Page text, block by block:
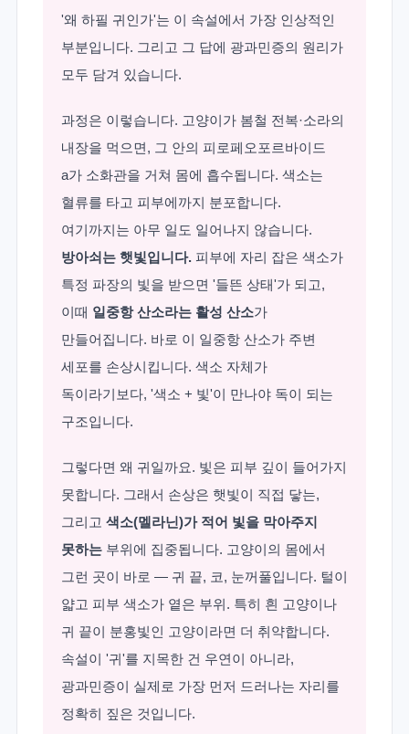
'왜 하필 귀인가'는 이 속설에서 가장 인상적인
부분입니다. 그리고 그 답에 광과민증의 원리가
모두 담겨 있습니다.
과정은 이렇습니다. 고양이가 봄철 전복·소라의
내장을 먹으면, 그 안의 피로페오포르바이드
a가 소화관을 거쳐 몸에 흡수됩니다. 색소는
혈류를 타고 피부에까지 분포합니다.
여기까지는 아무 일도 일어나지 않습니다.
방아쇠는 햇빛입니다.피부에 자리 잡은 색소가
특정 파장의 빛을 받으면 '들뜬 상태'가 되고,
이때 일중항 산소라는 활성 산소가
만들어집니다. 바로 이 일중항 산소가 주변
세포를 손상시킵니다. 색소 자체가
독이라기보다, '색소 + 빛'이 만나야 독이 되는
구조입니다.
그렇다면 왜 귀일까요. 빛은 피부 깊이 들어가지
못합니다. 그래서 손상은 햇빛이 직접 닿는,
그리고 색소(멜라닌)가 적어 빛을 막아주지
못하는부위에 집중됩니다. 고양이의 몸에서
그런 곳이 바로 — 귀 끝, 코, 눈꺼풀입니다. 털이
얇고 피부 색소가 옅은 부위. 특히 흰 고양이나
귀 끝이 분홍빛인 고양이라면 더 취약합니다.
속설이 '귀'를 지목한 건 우연이 아니라,
광과민증이 실제로 가장 먼저 드러나는 자리를
정확히 짚은 것입니다.